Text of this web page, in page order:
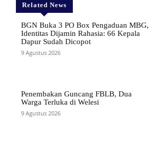
Related News
BGN Buka 3 PO Box Pengaduan MBG,
Identitas Dijamin Rahasia: 66 Kepala
Dapur Sudah Dicopot
9 Agustus 2026
Penembakan Guncang FBLB, Dua
Warga Terluka di Welesi
9 Agustus 2026